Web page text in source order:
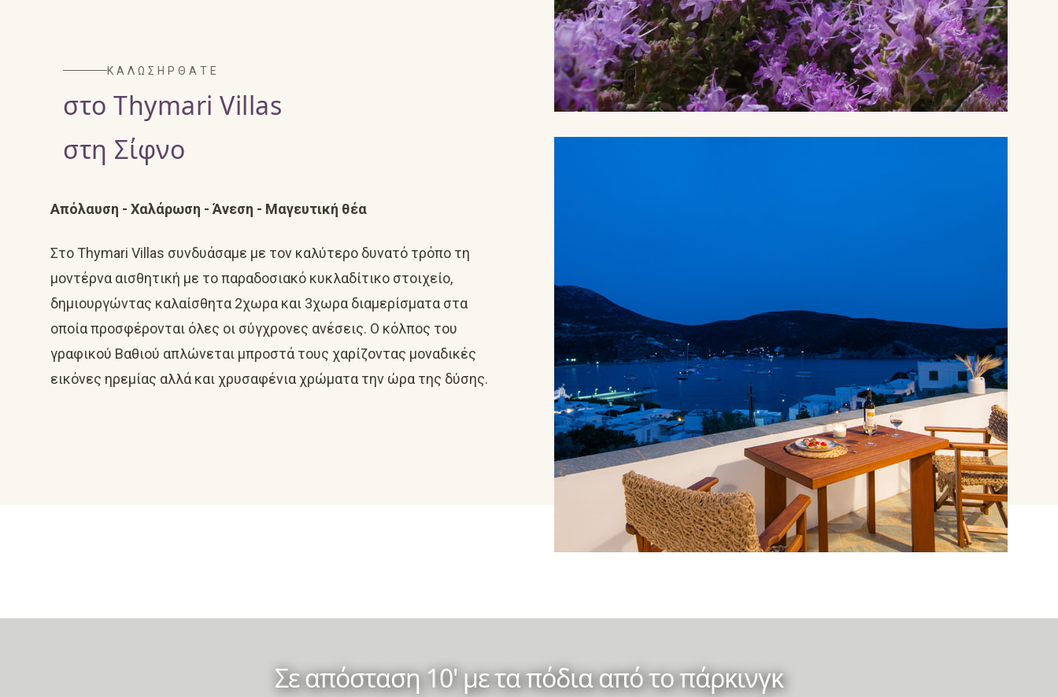
ΚΑΛΩΣΉΡΘΑΤΕ
στο Thymari Villas
στη Σίφνο
Απόλαυση - Χαλάρωση - Άνεση - Μαγευτική θέα
Στο Thymari Villas συνδυάσαμε με τον καλύτερο δυνατό τρόπο τη
μοντέρνα αισθητική με το παραδοσιακό κυκλαδίτικο στοιχείο,
δημιουργώντας καλαίσθητα 2χωρα και 3χωρα διαμερίσματα στα
οποία προσφέρονται όλες οι σύγχρονες ανέσεις. Ο κόλπος του
γραφικού Βαθιού απλώνεται μπροστά τους χαρίζοντας μοναδικές
εικόνες ηρεμίας αλλά και χρυσαφένια χρώματα την ώρα της δύσης.
Σε απόσταση 10' με τα πόδια από το πάρκινγκ